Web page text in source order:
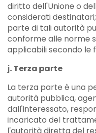
diritto dell'Unione o
considerati
parte di tali autorità
conforme alle norme
applicabili secondo
j. Terza parte
La terza parte è una
autorità pubblica,
dall'interessato,
incaricato del